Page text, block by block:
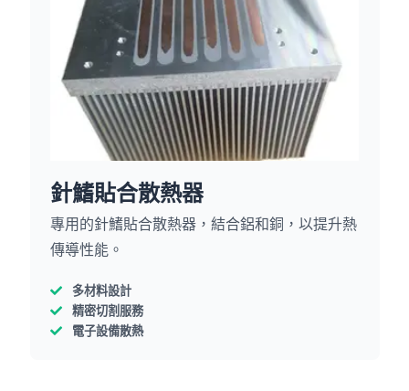
針鰭貼合散熱器
專用的針鰭貼合散熱器，結合鋁和銅，以提升熱
傳導性能。
多材料設計
精密切割服務
電子設備散熱